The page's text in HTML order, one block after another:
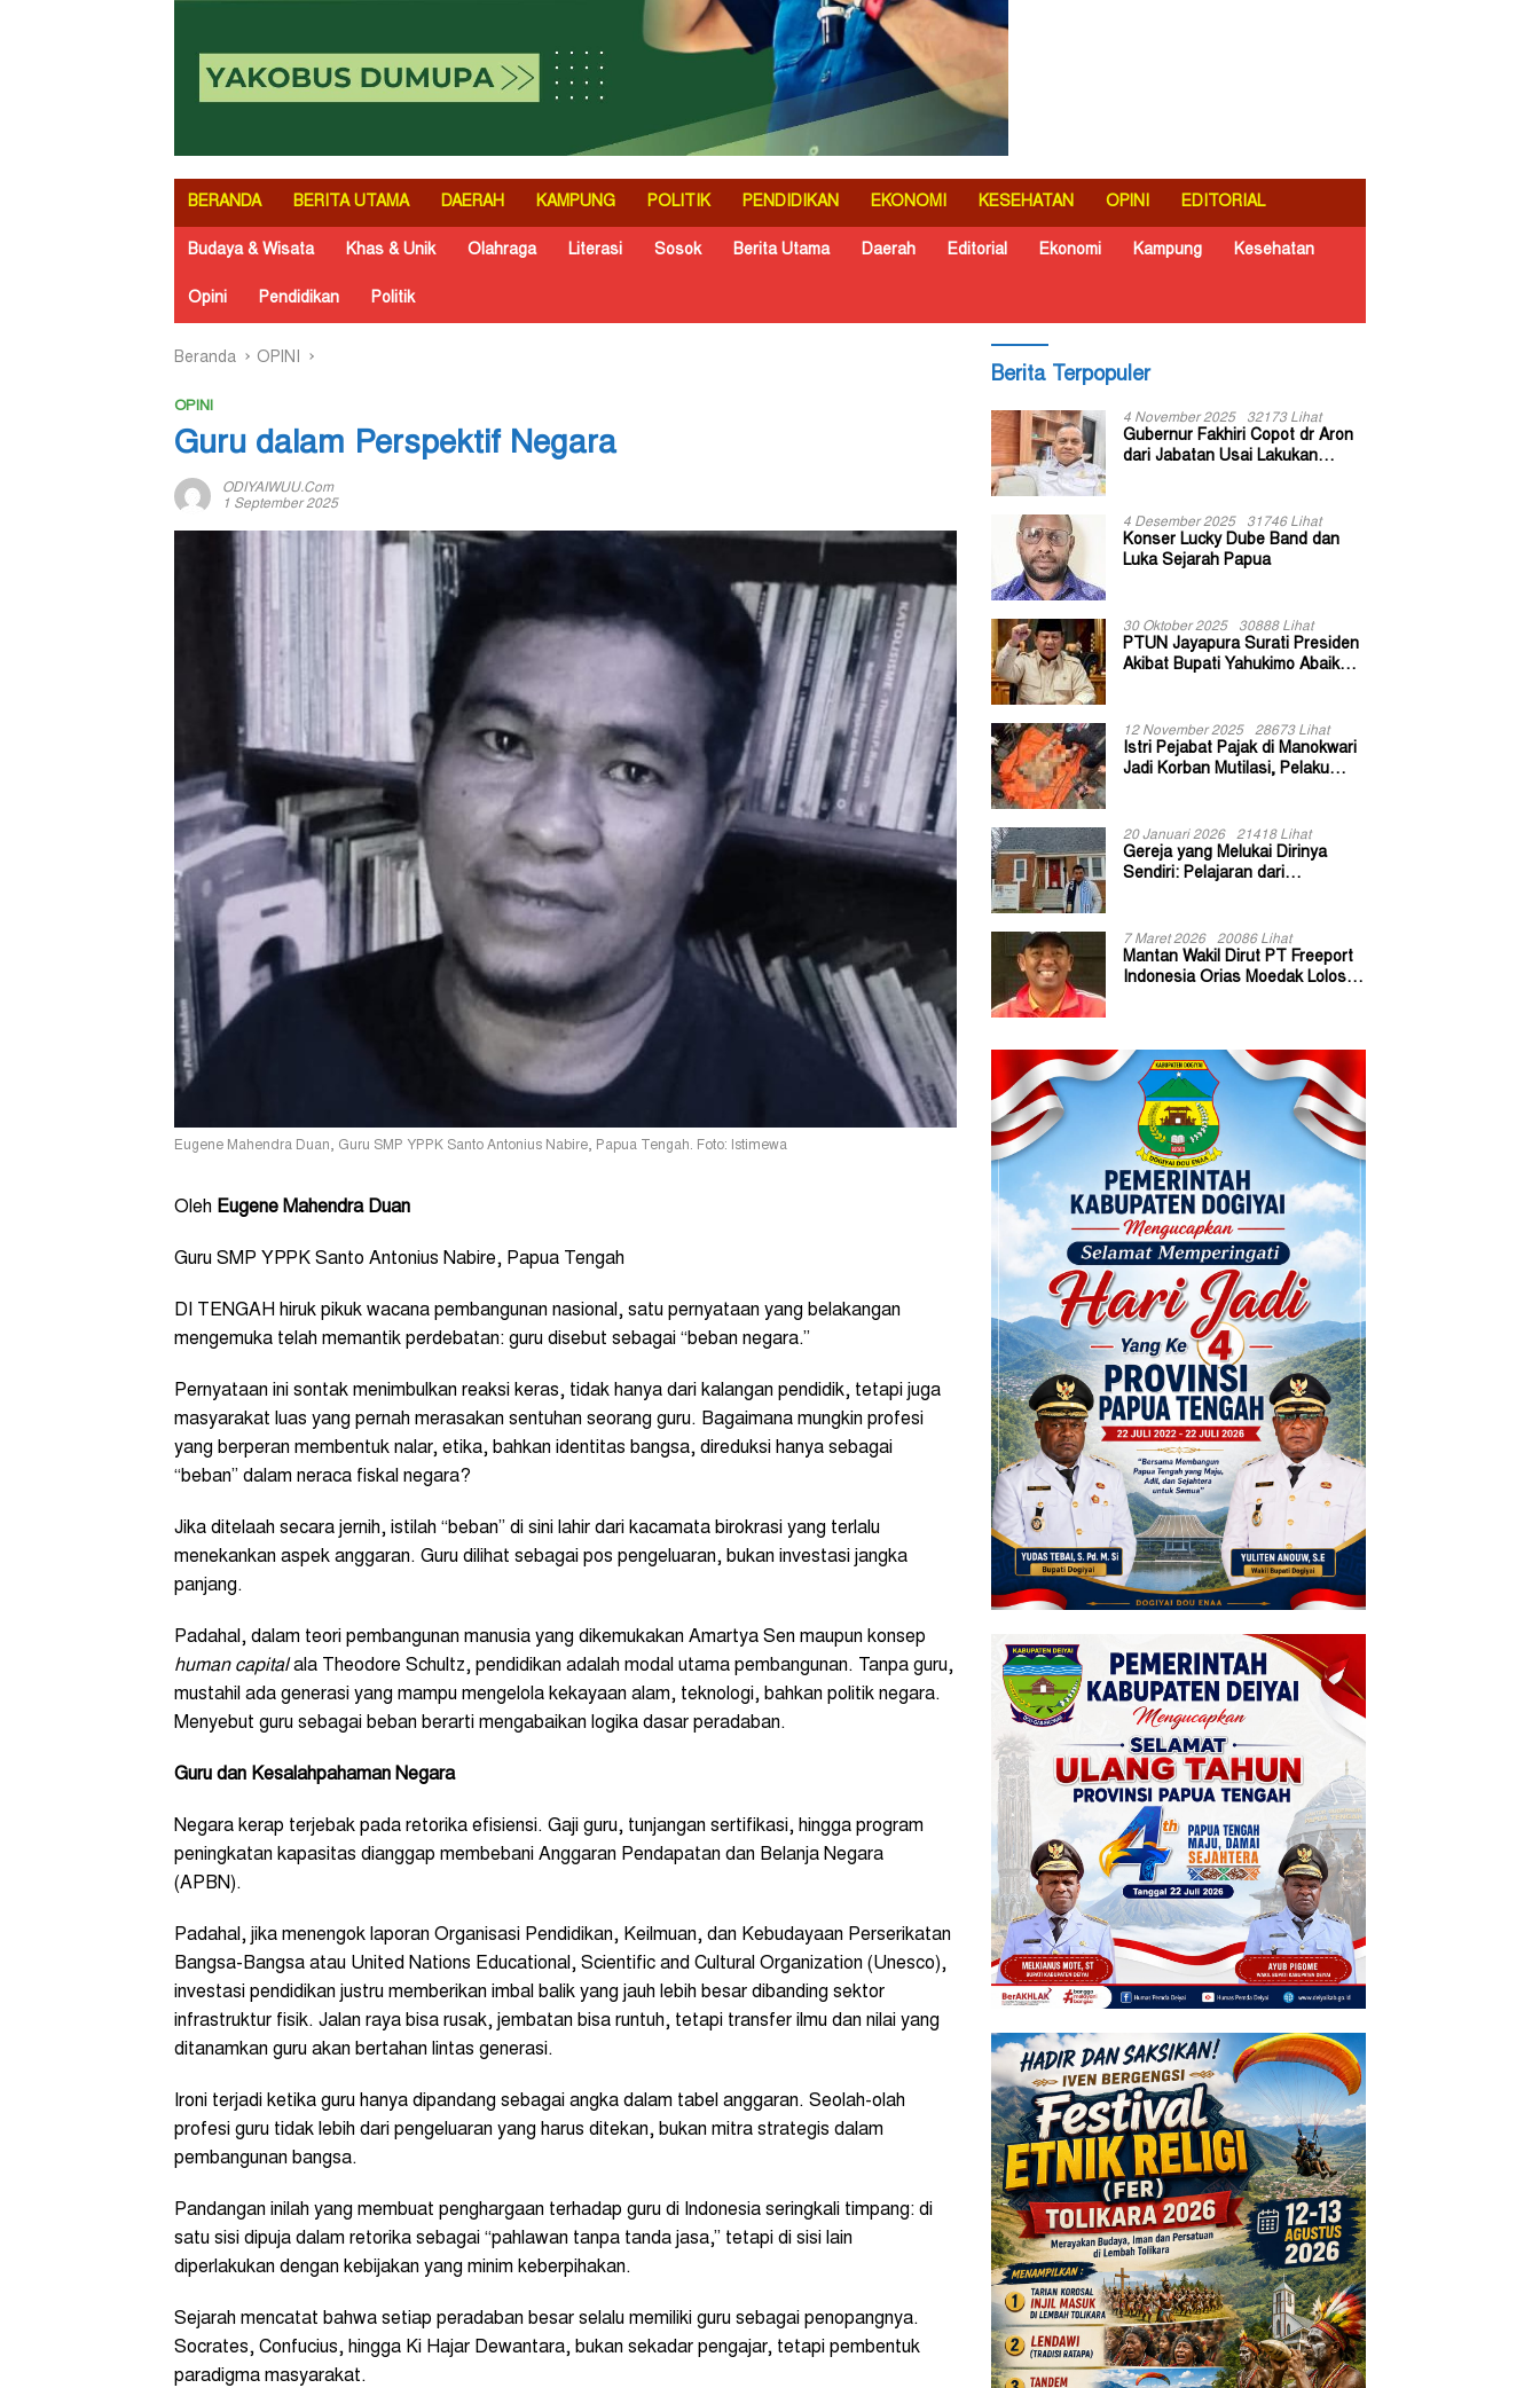
BERANDA BERITA UTAMA DAERAH KAMPUNG POLITIK PENDIDIKAN EKONOMI KESEHATAN OPINI EDITORIAL
Budaya & Wisata Khas & Unik Olahraga Literasi Sosok Berita Utama Daerah Editorial Ekonomi Kampung Kesehatan
Opini Pendidikan Politik
Beranda OPINI
OPINI
Guru dalam Perspektif Negara
ODIYAIWUU.com
1 September 2025
Eugene Mahendra Duan, Guru SMP YPPK Santo Antonius Nabire, Papua Tengah. Foto: Istimewa
Oleh Eugene Mahendra Duan
Guru SMP YPPK Santo Antonius Nabire, Papua Tengah
DI TENGAH hiruk pikuk wacana pembangunan nasional, satu pernyataan yang belakangan
mengemuka telah memantik perdebatan: guru disebut sebagai “beban negara.”
Pernyataan ini sontak menimbulkan reaksi keras, tidak hanya dari kalangan pendidik, tetapi juga
masyarakat luas yang pernah merasakan sentuhan seorang guru. Bagaimana mungkin profesi
yang berperan membentuk nalar, etika, bahkan identitas bangsa, direduksi hanya sebagai
“beban” dalam neraca fiskal negara?
Jika ditelaah secara jernih, istilah “beban” di sini lahir dari kacamata birokrasi yang terlalu
menekankan aspek anggaran. Guru dilihat sebagai pos pengeluaran, bukan investasi jangka
panjang.
Padahal, dalam teori pembangunan manusia yang dikemukakan Amartya Sen maupun konsep
human capitalala Theodore Schultz, pendidikan adalah modal utama pembangunan. Tanpa guru,
mustahil ada generasi yang mampu mengelola kekayaan alam, teknologi, bahkan politik negara.
Menyebut guru sebagai beban berarti mengabaikan logika dasar peradaban.
Guru dan Kesalahpahaman Negara
Negara kerap terjebak pada retorika efisiensi. Gaji guru, tunjangan sertifikasi, hingga program
peningkatan kapasitas dianggap membebani Anggaran Pendapatan dan Belanja Negara
(APBN).
Padahal, jika menengok laporan Organisasi Pendidikan, Keilmuan, dan Kebudayaan Perserikatan
Bangsa-Bangsa atau United Nations Educational, Scientific and Cultural Organization (Unesco),
investasi pendidikan justru memberikan imbal balik yang jauh lebih besar dibanding sektor
infrastruktur fisik. Jalan raya bisa rusak, jembatan bisa runtuh, tetapi transfer ilmu dan nilai yang
ditanamkan guru akan bertahan lintas generasi.
Ironi terjadi ketika guru hanya dipandang sebagai angka dalam tabel anggaran. Seolah-olah
profesi guru tidak lebih dari pengeluaran yang harus ditekan, bukan mitra strategis dalam
pembangunan bangsa.
Pandangan inilah yang membuat penghargaan terhadap guru di Indonesia seringkali timpang: di
satu sisi dipuja dalam retorika sebagai “pahlawan tanpa tanda jasa,” tetapi di sisi lain
diperlakukan dengan kebijakan yang minim keberpihakan.
Sejarah mencatat bahwa setiap peradaban besar selalu memiliki guru sebagai penopangnya.
Socrates, Confucius, hingga Ki Hajar Dewantara, bukan sekadar pengajar, tetapi pembentuk
paradigma masyarakat.
Berita Terpopuler
4 November 2025 32173 Lihat
Gubernur Fakhiri Copot dr Aron
dari Jabatan Usai Lakukan
4 Desember 2025 31746 Lihat
Konser Lucky Dube Band dan
Luka Sejarah Papua
30 Oktober 2025 30888 Lihat
PTUN Jayapura Surati Presiden
Akibat Bupati Yahukimo Abaikan
12 November 2025 28673 Lihat
Istri Pejabat Pajak di Manokwari
Jadi Korban Mutilasi, Pelaku
20 Januari 2026 21418 Lihat
Gereja yang Melukai Dirinya
Sendiri: Pelajaran dari
7 Maret 2026 20086 Lihat
Mantan Wakil Dirut PT Freeport
Indonesia Orias Moedak Lolos